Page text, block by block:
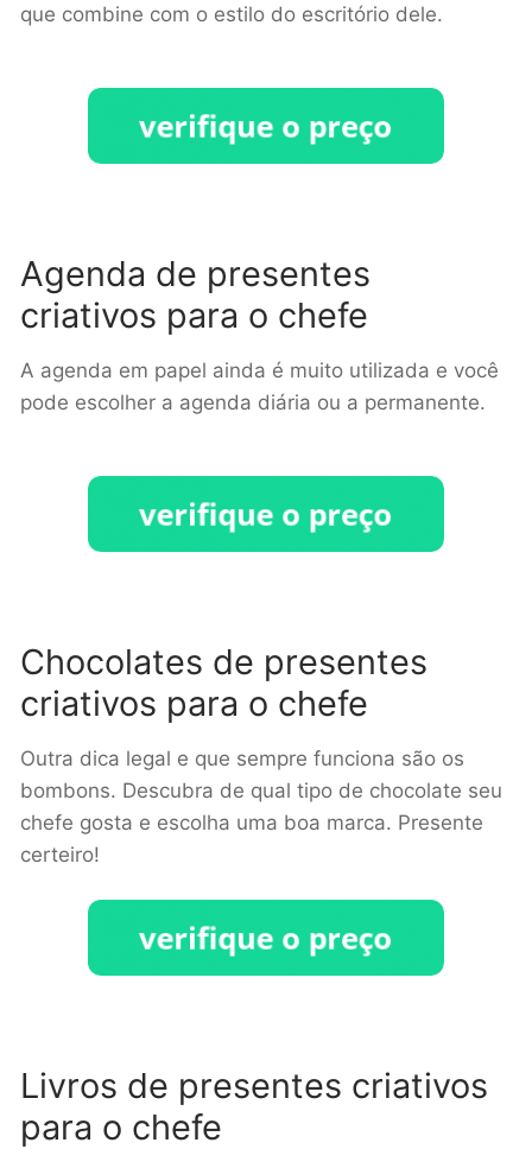
que combine com o estilo do escritório dele.
Agenda de presentes
criativos para o chefe
A agenda em papel ainda é muito utilizada e você
pode escolher a agenda diária ou a permanente.
Chocolates de presentes
criativos para o chefe
Outra dica legal e que sempre funciona são os
bombons. Descubra de qual tipo de chocolate seu
chefe gosta e escolha uma boa marca. Presente
certeiro!
Livros de presentes criativos
para o chefe